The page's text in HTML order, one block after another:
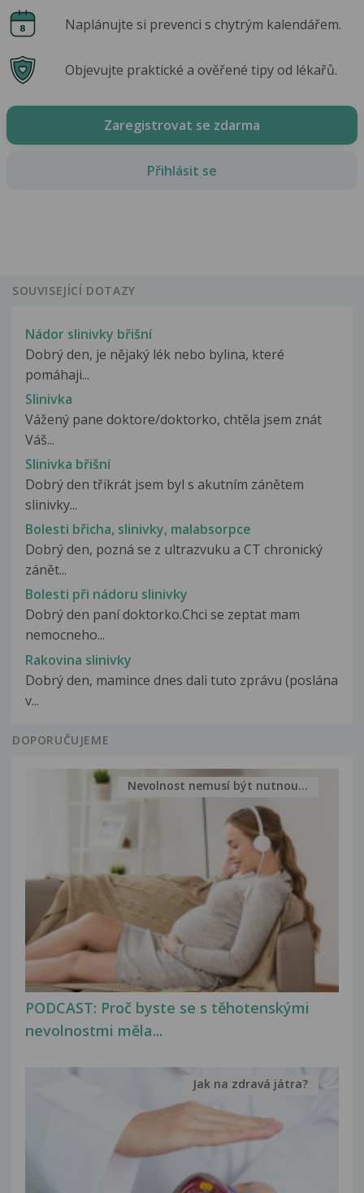
Naplánujte si prevenci s chytrým kalendářem.
Objevujte praktické a ověřené tipy od lékařů.
Zaregistrovat se zdarma
Přihlásit se
SOUVISEJÍCÍ DOTAZY
Nádor slinivky břišní
Dobrý den, je nějaký lék nebo bylina, které
pomáhaji...
Slinivka
Vážený pane doktore/doktorko, chtěla jsem znát
Váš...
Slinivka břišní
Dobrý den třikrát jsem byl s akutním zánětem
slinivky...
Bolesti břicha, slinivky, malabsorpce
Dobrý den, pozná se z ultrazvuku a CT chronický
zánět...
Bolesti při nádoru slinivky
Dobrý den paní doktorko.Chci se zeptat mam
nemocneho...
Rakovina slinivky
Dobrý den, mamince dnes dali tuto zprávu (poslána
v...
DOPORUČUJEME
PODCAST: Proč byste se s těhotenskými
nevolnostmi měla...
Nevolnost nemusí být nutnou...
Jak na zdravá játra?